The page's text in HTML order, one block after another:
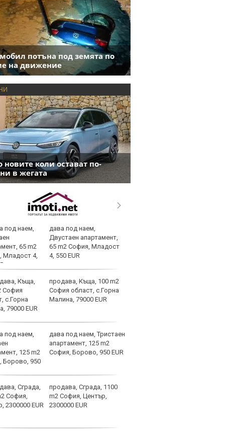
потъна под земята по
на движение
новите коли остават по-
в жегата
дава под наем,
Двустаен апартамент,
65 m2 София, Младост
4, 550 EUR
продава, Къща, 100 m2
София област, с.Горна
Малина, 79000 EUR
дава под наем, Тристаен
апартамент, 125 m2
София, Борово, 950 EUR
продава, Сграда, 1100
m2 София, Център,
2300000 EUR